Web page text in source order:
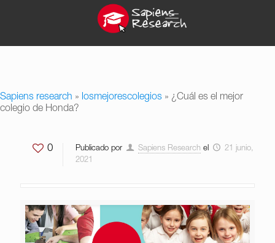
Sapiens research » losmejorescolegios » ¿Cuál es el mejor
colegio de Honda?
0 Publicado por Sapiens Research el
21 junio,
2021